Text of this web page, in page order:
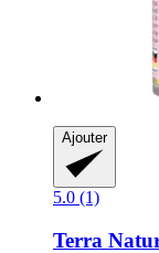
Ajouter
5.0 (1)
Terra